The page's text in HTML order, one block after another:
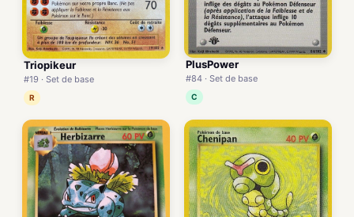
Triopikeur
#19 · Set de base
R
PlusPower
#84 · Set de base
C